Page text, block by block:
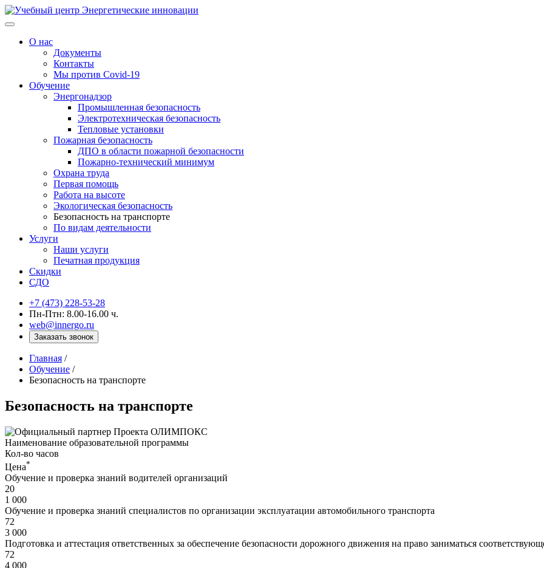
О нас
Документы
Контакты
Мы против Covid-19
Обучение
Энергонадзор
Промышленная безопасность
Электротехническая безопасность
Тепловые установки
Пожарная безопасность
ДПО в области пожарной безопасности
Пожарно-технический минимум
Охрана труда
Первая помощь
Работа на высоте
Экологическая безопасность
Безопасность на транспорте
По видам деятельности
Услуги
Наши услуги
Печатная продукция
Скидки
СДО
+7 (473) 228-53-28
Пн-Птн: 8.00-16.00 ч.
web@innergo.ru
Заказать звонок
Главная /
Обучение /
Безопасность на транспорте
Безопасность на транспорте
Наименование образовательной программы
Кол-во часов
Цена*
Обучение и проверка знаний водителей организаций
20
1 000
Обучение и проверка знаний специалистов по организации эксплуатации автомобильного транспорта
72
3 000
Подготовка и аттестация ответственных за обеспечение безопасности дорожного движения на право заниматься
72
4 000